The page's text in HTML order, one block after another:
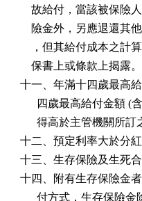
故給付，當該被保
險金外，另應退還
，但其給付成本之
    保書上或條款上揭露。
十一、年滿十四歲最高
四歲最高給付金額
得高於主管機關所
十二、預定利率大於分
十三、生存保險及生死
十四、附有生存保險金
付方式，生存保險